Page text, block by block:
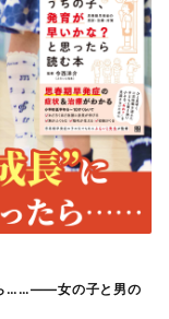
ら……――女の子と男の